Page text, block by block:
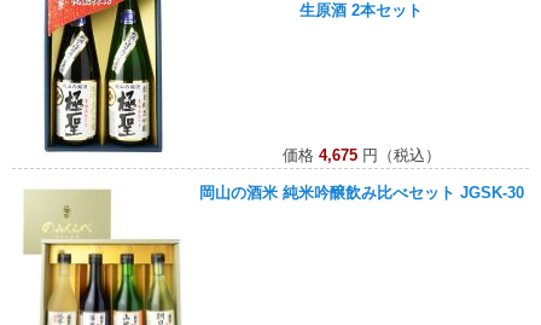
生原酒 2本セット
価格 4,675円（税込）
岡山の酒米 純米吟醸飲み比べセット JGSK-30